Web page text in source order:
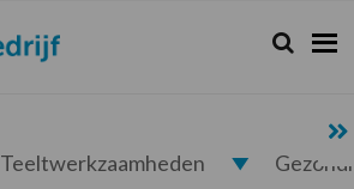
Zoeken...
Zoek
Teeltwerkzaamheden